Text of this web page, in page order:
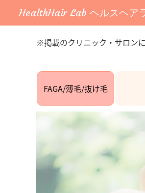
HealthHair Lab ヘルスヘア
※掲載のクリニック・サロン
FAGA/薄毛/抜け毛